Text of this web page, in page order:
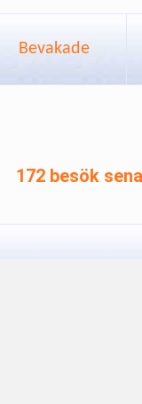
Bevakade
172 besök